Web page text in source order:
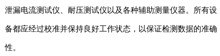
泄漏电流测试仪、耐压测试仪以及各种辅助测量仪器。所有设
备都应经过校准并保持良好工作状态，以保证检测数据的准确
性。